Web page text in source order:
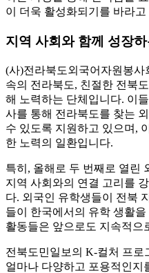
이 더욱 활성화되기를 바라고
지역 사회와 함께 성장
(사)전라북도외국어자원봉사
속의 전라북도, 친절한 전북
해 노력하는 단체입니다. 이
사를 통해 전라북도를 찾는
수 있도록 지원하고 있으며,
한 노력의 일환입니다.
특히, 올해로 두 번째로 열린
지역 사회와의 연결 고리를
다. 외국인 유학생들이 전북
들이 한국에서의 유학 생활
활동들은 앞으로도 지속적으
전북도민일보의 K-컬처 프로
얼마나 다양하고 포용적인지